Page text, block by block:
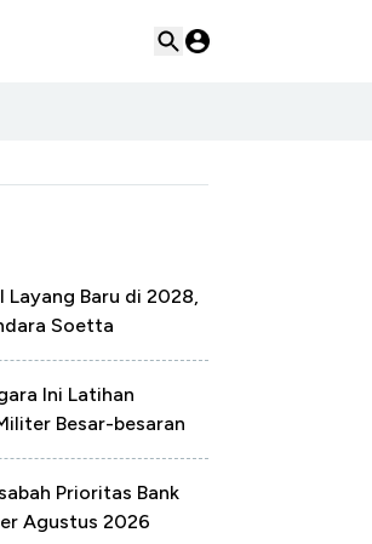
Layang Baru di 2028,
Soetta
Ini Latihan
Besar-besaran
Prioritas Bank
Agustus 2026